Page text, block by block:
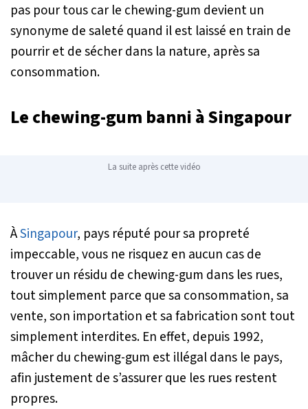
pas pour tous car le chewing-gum devient un
synonyme de saleté quand il est laissé en train de
pourrir et de sécher dans la nature, après sa
consommation.
Le chewing-gum banni à Singapour
La suite après cette vidéo
ÀSingapour, pays réputé pour sa propreté
impeccable, vous ne risquez en aucun cas de
trouver un résidu de chewing-gum dans les rues,
tout simplement parce que sa consommation, sa
vente, son importation et sa fabrication sont tout
simplement interdites. En effet, depuis 1992,
mâcher du chewing-gum est illégal dans le pays,
afin justement de s’assurer que les rues restent
propres.